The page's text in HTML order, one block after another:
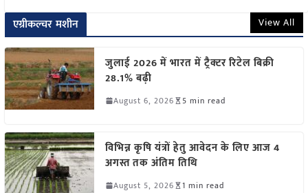
एग्रीकल्चर मशीन View All
जुलाई 2026 में भारत में ट्रैक्टर रिटेल बिक्री
28.1% बढ़ी
August 6, 2026 5 min read
विभिन्न कृषि यंत्रों हेतु आवेदन के लिए आज 4
अगस्त तक अंतिम तिथि
August 5, 2026 1 min read